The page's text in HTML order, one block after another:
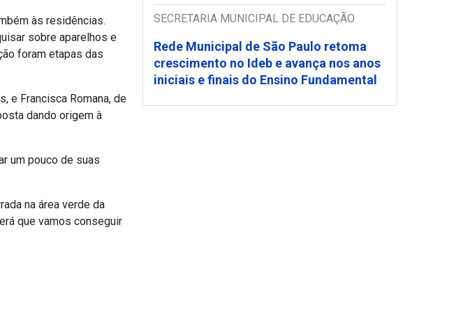
às residências.
sobre aparelhos e
foram etapas das
e Francisca Romana, de
dando origem à
um pouco de suas
na área verde da
que vamos conseguir
SECRETARIA MUNICIPAL DE EDUCAÇÃO
Rede Municipal de São Paulo retoma
crescimento no Ideb e avança nos anos
iniciais e finais do Ensino Fundamental